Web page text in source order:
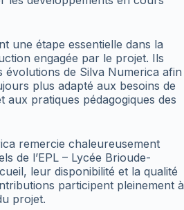
une étape essentielle dans la
engagée par le projet. Ils
évolutions de Silva Numerica afin
plus adapté aux besoins de
pratiques pédagogiques des
remercie chaleureusement
de l’EPL – Lycée Brioude-
leur disponibilité et la qualité
participent pleinement à
projet.